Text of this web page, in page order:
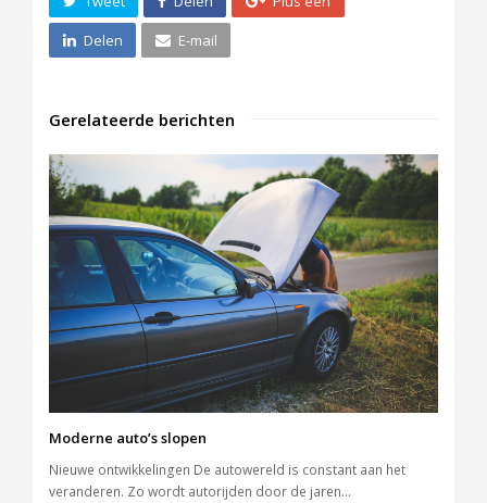
Delen E-mail
Gerelateerde berichten
Moderne auto’s slopen
Nieuwe ontwikkelingen De autowereld is constant aan het
veranderen. Zo wordt autorijden door de jaren…